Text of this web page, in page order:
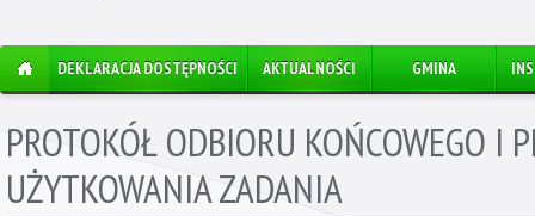
DEKLARACJA DOSTĘPNOŚCI AKTUALNOŚCI GMINA
PROTOKÓŁ ODBIORU KOŃCOWEGO I
UŻYTKOWANIA ZADANIA